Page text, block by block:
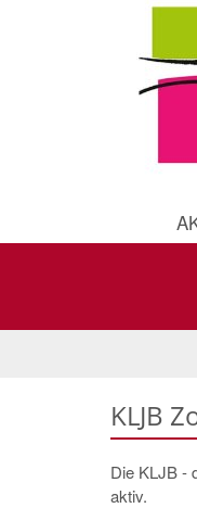
KLJB
Die KLJB -
aktiv.